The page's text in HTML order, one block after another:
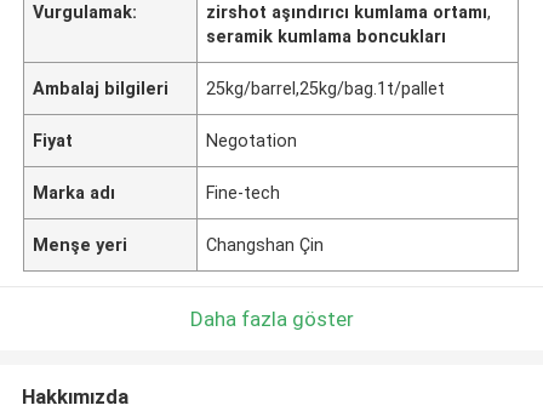
Vurgulamak:
zirshot aşındırıcı kumlama ortamı,
seramik kumlama boncukları
Ambalaj bilgileri 25kg/barrel,25kg/bag.1t/pallet
Fiyat Negotation
Marka adı Fine-tech
Menşe yeri Changshan Çin
Daha fazla göster
Hakkımızda